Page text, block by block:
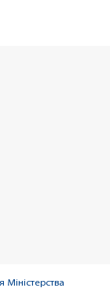
Міністерства